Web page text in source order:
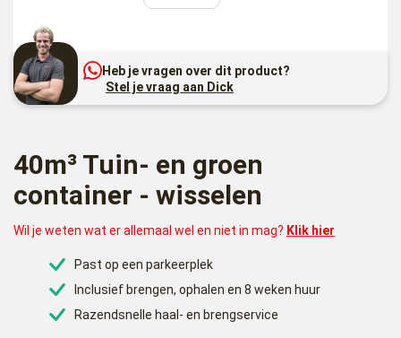
Heb je vragen over dit product?
Stel je vraag aan Dick
40m³ Tuin- en groen
container - wisselen
Wil je weten wat er allemaal wel en niet in mag? Klik hier
Past op een parkeerplek
Inclusief brengen, ophalen en 8 weken huur
Razendsnelle haal- en brengservice